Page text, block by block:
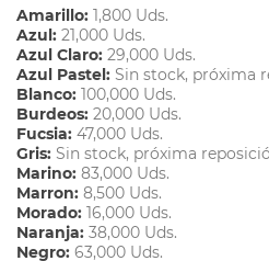
Amarillo: 1,800 Uds.
Azul: 21,000 Uds.
Azul Claro: 29,000 Uds.
Azul Pastel: Sin stock, próxima
Blanco: 100,000 Uds.
Burdeos: 20,000 Uds.
Fucsia: 47,000 Uds.
Gris: Sin stock, próxima
Marino: 83,000 Uds.
Marron: 8,500 Uds.
Morado: 16,000 Uds.
Naranja: 38,000 Uds.
Negro: 63,000 Uds.